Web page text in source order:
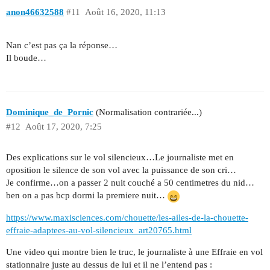
anon46632588 Août 16, 2020, 11:13
#11
Nan c’est pas ça la réponse…
Il boude…
Dominique_de_Pornic (Normalisation contrariée...)
Août 17, 2020, 7:25
#12
Des explications sur le vol silencieux…Le journaliste met en
oposition le silence de son vol avec la puissance de son cri…
Je confirme…on a passer 2 nuit couché a 50 centimetres du nid…
ben on a pas bcp dormi la premiere nuit…
https://www.maxisciences.com/chouette/les-ailes-de-la-chouette-
effraie-adaptees-au-vol-silencieux_art20765.html
Une video qui montre bien le truc, le journaliste à une Effraie en vol
stationnaire juste au dessus de lui et il ne l’entend pas :